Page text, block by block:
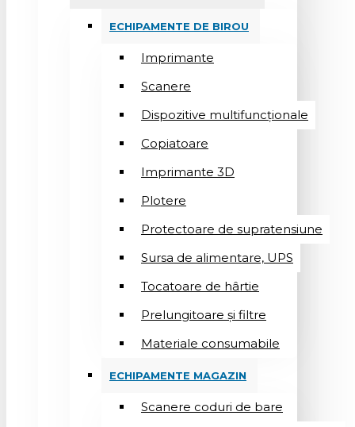
ECHIPAMENTE DE BIROU
Imprimante
Scanere
Dispozitive multifuncționale
Copiatoare
Imprimante 3D
Plotere
Protectoare de supratensiune
Sursa de alimentare, UPS
Tocatoare de hârtie
Prelungitoare și filtre
Materiale consumabile
ECHIPAMENTE MAGAZIN
Scanere coduri de bare